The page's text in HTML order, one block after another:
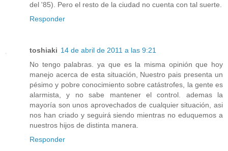
del '85). Pero el resto de la ciudad no cuenta con tal suerte.
Responder
toshiaki 14 de abril de 2011 a las 9:21
No tengo palabras. ya que es la misma opinión que hoy
manejo acerca de esta situación, Nuestro pais presenta un
pésimo y pobre conocimiento sobre catástrofes, la gente es
alarmista, y no sabe mantener el control. ademas la
mayoría son unos aprovechados de cualquier situación, asi
nos han criado y seguirá siendo mientras no eduquemos a
nuestros hijos de distinta manera.
Responder